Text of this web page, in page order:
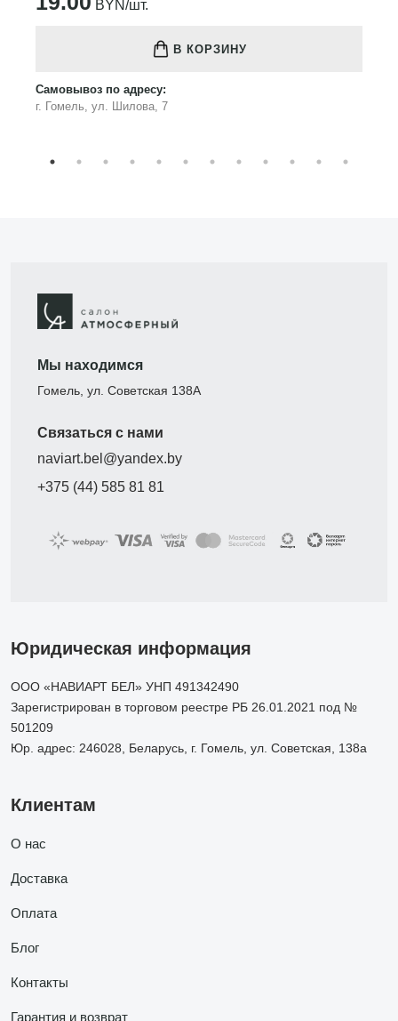
BYN/шт.
В КОРЗИНУ
Самовывоз по адресу:
г. Гомель, ул. Шилова, 7
Мы находимся
Гомель, ул. Советская 138А
Связаться с нами
naviart.bel@yandex.by
+375 (44) 585 81 81
Юридическая информация
ООО «НАВИАРТ БЕЛ» УНП 491342490
Зарегистрирован в торговом реестре РБ 26.01.2021 под №
501209
Юр. адрес: 246028, Беларусь, г. Гомель, ул. Советская, 138а
Клиентам
О нас
Доставка
Оплата
Блог
Контакты
Гарантия и возврат